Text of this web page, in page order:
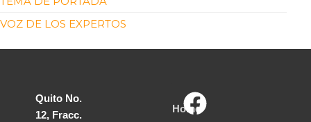
VOZ DE LOS EXPERTOS
Quito No.
12, Fracc.
Home